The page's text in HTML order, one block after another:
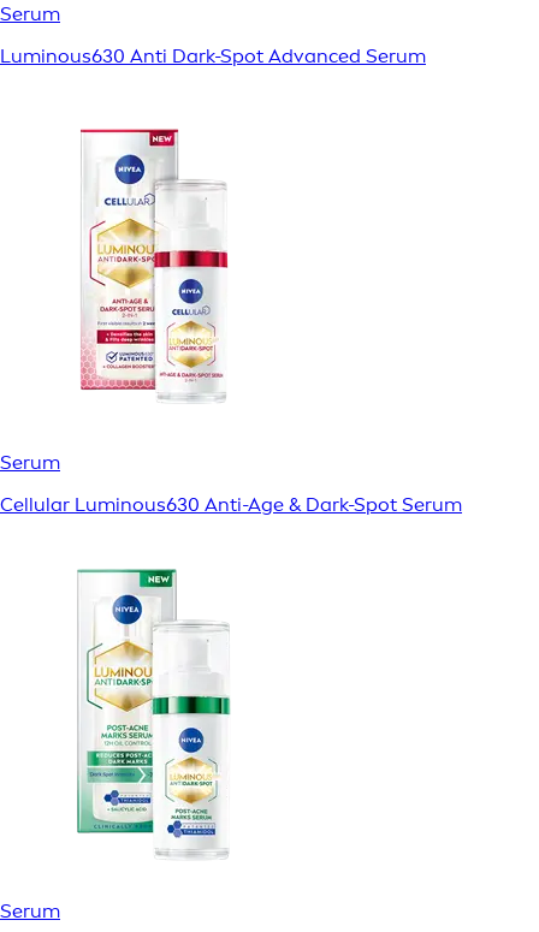
Serum
Luminous630 Anti Dark-Spot Advanced Serum
Serum
Cellular Luminous630 Anti-Age & Dark-Spot Serum
Serum